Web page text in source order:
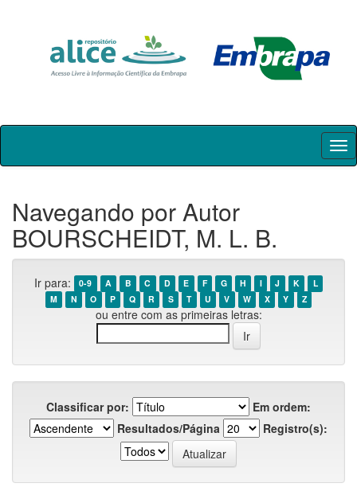
Skip
Navegando por Autor
BOURSCHEIDT, M. L. B.
Ir para: 0-9 A B C D E F G H I J K
L
M
N O P Q R S T U V W X Y Z
ou entre com as primeiras letras:
Classificar por:
Em ordem:
Resultados/Página
Registro(s):